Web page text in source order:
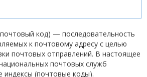
код) — последовательность
к почтовому адресу с целью
почтовых отправлений. В настоящее
почтовых служб
индексы (почтовые коды).